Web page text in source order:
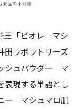
王「ビオレ マシ
田ラボラトリーズ
シュパウダー マ
表現する単語とし
ー マシュマロ肌